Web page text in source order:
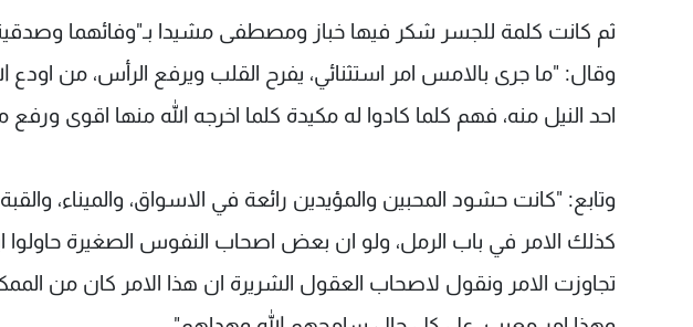
ثم كانت كلمة للجسر شكر فيها خباز ومصطفى مشيدا بـ"وفائهما
وقال: "ما جرى بالامس امر استثنائي، يفرح القلب ويرفع الرأس، من
احد النيل منه، فهم كلما كادوا له مكيدة كلما اخرجه الله منها اقوى
وتابع: "كانت حشود المحبين والمؤيدين رائعة في الاسواق، والميناء، والقبة
كذلك الامر في باب الرمل، ولو ان بعض اصحاب النفوس الصغيرة حاولوا
تجاوزت الامر ونقول لاصحاب العقول الشريرة ان هذا الامر كان من